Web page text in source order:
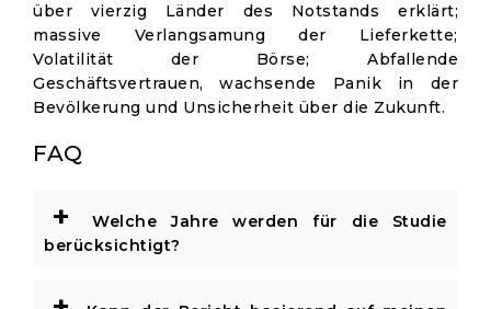
über vierzig Länder des Notstands erklärt;
massive Verlangsamung der Lieferkette;
Volatilität der Börse; Abfallende
Geschäftsvertrauen, wachsende Panik in der
Bevölkerung und Unsicherheit über die Zukunft.
FAQ
+
Welche Jahre werden für die Studie
berücksichtigt?